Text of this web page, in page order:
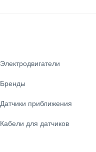
Электродвигатели
Бренды
Датчики приближения
Кабели для датчиков